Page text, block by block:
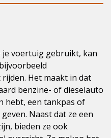
je voertuig gebruikt, kan
Het maakt in dat
benzine- of dieselauto
hebt, een tankpas of
Naast dat ze een
bieden ze ook